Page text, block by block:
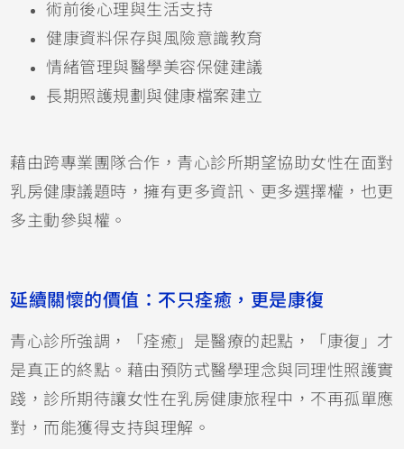
術前後心理與生活支持
健康資料保存與風險意識教育
情緒管理與醫學美容保健建議
長期照護規劃與健康檔案建立
藉由跨專業團隊合作，青心診所期望協助女性在面對
乳房健康議題時，擁有更多資訊、更多選擇權，也更
多主動參與權。
延續關懷的價值：不只痊癒，更是康復
青心診所強調，「痊癒」是醫療的起點，「康復」才
是真正的終點。藉由預防式醫學理念與同理性照護實
踐，診所期待讓女性在乳房健康旅程中，不再孤單應
對，而能獲得支持與理解。